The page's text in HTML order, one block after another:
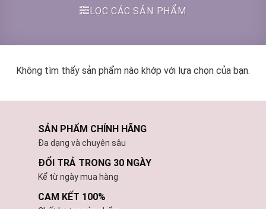
LỌC CÁC SẢN PHẨM
Không tìm thấy sản phẩm nào khớp với lựa chọn của bạn.
SẢN PHẨM CHÍNH HÃNG
Đa dạng và chuyên sâu
ĐỔI TRẢ TRONG 30 NGÀY
Kể từ ngày mua hàng
CAM KẾT 100%